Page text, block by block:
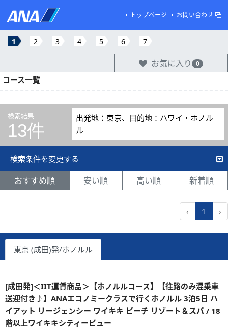
トップページ お問い合わせ
1 2 3 4 5 6 7
お気に入り 0
コース一覧
検索結果
13件
出発地：東京、目的地：ハワイ・ホノル
ル
検索条件を変更する
おすすめ順 安い順 高い順 新着順
‹ 1 ›
東京 (成田)発/ホノルル
[成田発]＜IIT運賃商品＞【ホノルルコース】【往路のみ混乗車
送迎付き♪】ANAエコノミークラスで行くホノルル 3泊5日 ハ
イアット リージェンシー ワイキキ ビーチ リゾート＆スパ / 18
階以上ワイキキシティービュー